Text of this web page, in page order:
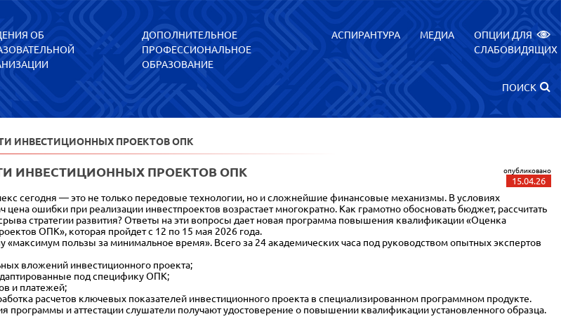
ОБ
ДОПОЛНИТЕЛЬНОЕ
ПРОФЕССИОНАЛЬНОЕ
ОБРАЗОВАНИЕ
АСПИРАНТУРА МЕДИА
ОПЦИИ ДЛЯ
СЛАБОВИДЯЩИХ
ПОИСК
ИНВЕСТИЦИОННЫХ ПРОЕКТОВ ОПК
ИНВЕСТИЦИОННЫХ ПРОЕКТОВ ОПК опубликовано
15.04.26
сегодня — это не только передовые технологии, но и сложнейшие финансовые механизмы. В условиях
цена ошибки при реализации инвестпроектов возрастает многократно. Как грамотно обосновать бюджет, рассчитать
стратегии развития? Ответы на эти вопросы дает новая программа повышения квалификации «Оценка
ОПК», которая пройдет с 12 по 15 мая 2026 года.
«максимум пользы за минимальное время». Всего за 24 академических часа под руководством опытных экспертов
вложений инвестиционного проекта;
под специфику ОПК;
и платежей;
расчетов ключевых показателей инвестиционного проекта в специализированном программном продукте.
программы и аттестации слушатели получают удостоверение о повышении квалификации установленного образца.